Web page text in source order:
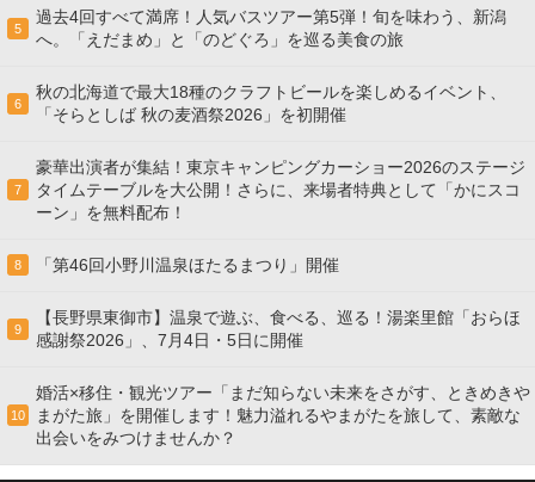
5
過去4回すべて満席！人気バスツアー第5弾！旬を味わう、新潟
へ。「えだまめ」と「のどぐろ」を巡る美食の旅
6
秋の北海道で最大18種のクラフトビールを楽しめるイベント、
「そらとしば 秋の麦酒祭2026」を初開催
7
豪華出演者が集結！東京キャンピングカーショー2026のステージ
タイムテーブルを大公開！さらに、来場者特典として「かにスコ
ーン」を無料配布！
8 「第46回小野川温泉ほたるまつり」開催
9
【長野県東御市】温泉で遊ぶ、食べる、巡る！湯楽里館「おらほ
感謝祭2026」、7月4日・5日に開催
10
婚活×移住・観光ツアー「まだ知らない未来をさがす、ときめきや
まがた旅」を開催します！魅力溢れるやまがたを旅して、素敵な
出会いをみつけませんか？